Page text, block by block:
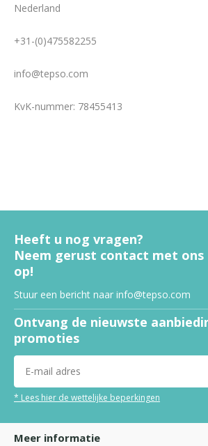
Nederland
+31-(0)475582255
info@tepso.com
KvK-nummer: 78455413
Heeft u nog vragen?
Neem gerust contact met ons
op!
Stuur een bericht naar info@tepso.com
Ontvang de nieuwste
promoties
* Lees hier de wettelijke beperkingen
Meer informatie